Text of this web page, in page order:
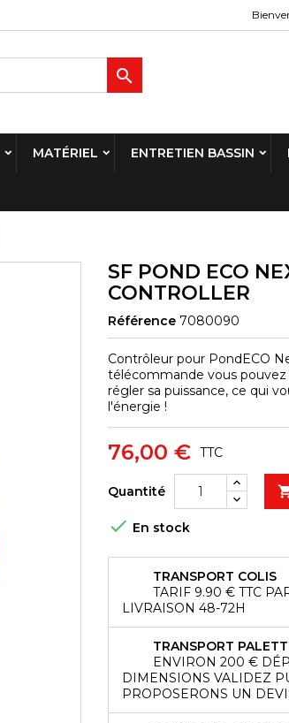

MATÉRIEL ENTRETIEN BASSIN
SF POND ECO
CONTROLLER
Référence 7080090
Contrôleur pour PondECO
télécommande vous
régler sa puissance, ce qui
l'énergie !
76,00 € TTC
Quantité
 En stock
TRANSPORT COLIS
TARIF 9.90 € TTC
LIVRAISON 48-72H
TRANSPORT
ENVIRON 200 €
DIMENSIONS VALIDEZ
PROPOSERONS UN